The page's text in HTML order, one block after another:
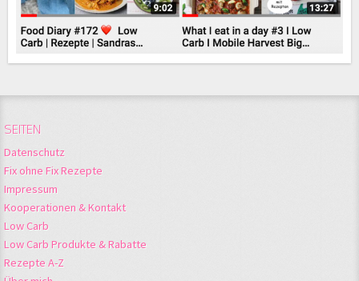
SEITEN
Datenschutz
Fix ohne Fix Rezepte
Impressum
Kooperationen & Kontakt
Low Carb
Low Carb Produkte & Rabatte
Rezepte A-Z